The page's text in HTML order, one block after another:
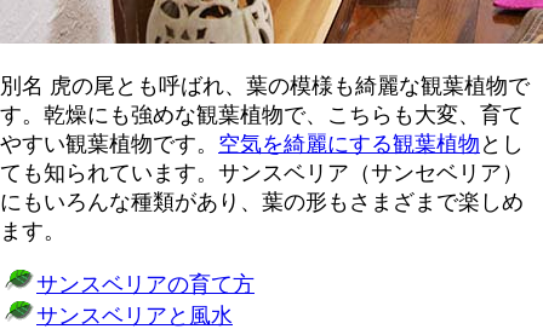
別名 虎の尾とも呼ばれ、葉の模様も綺麗な観葉植物で
す。乾燥にも強めな観葉植物で、こちらも大変、育て
やすい観葉植物です。 空気を綺麗にする観葉植物 とし
ても知られています。サンスベリア（サンセベリア）
にもいろんな種類があり、葉の形もさまざまで楽しめ
ます。
サンスベリアの育て方
サンスベリアと風水